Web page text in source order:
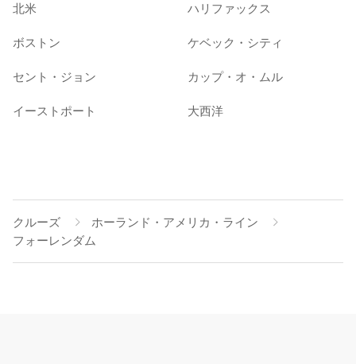
北米 ハリファックス
ボストン ケベック・シティ
セント・ジョン カップ・オ・ムル
イーストポート 大西洋
クルーズ
ホーランド・アメリカ・ライン
フォーレンダム